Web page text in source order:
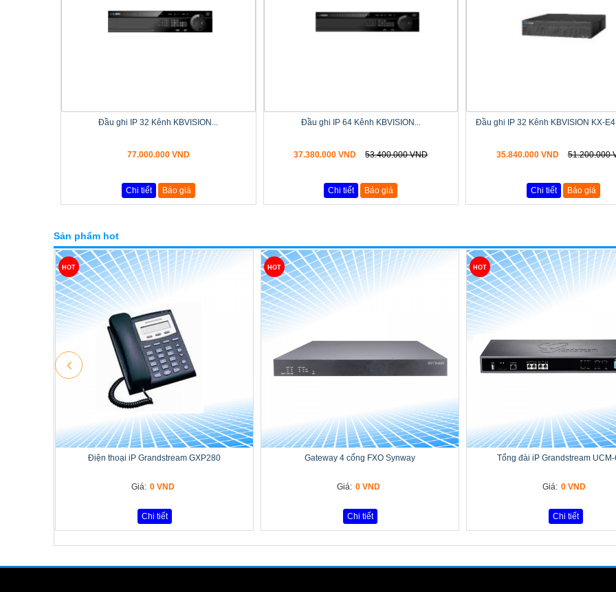
Đầu ghi IP 32 Kênh KBVISION...
77.000.000 VND
Chi tiết Báo giá
Đầu ghi IP 64 Kênh KBVISION...
37.380.000 VND 53.400.000 VND
Chi tiết Báo giá
Đầu ghi IP 32 Kênh KBVISION KX-
35.840.000 VND 51.200.000
Chi tiết Báo giá
Sản phẩm hot
HOT
Điện thoại iP Grandstream GXP280
Giá: 0 VND
Chi tiết
HOT
Gateway 4 cổng FXO Synway
Giá: 0 VND
Chi tiết
HOT
Tổng đài iP Grandstream
Giá: 0 VND
Chi tiết